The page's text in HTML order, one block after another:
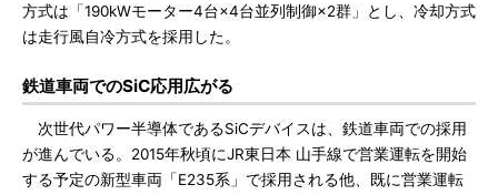
方式は「190kWモーター4台×4台並列制御×2群」とし、冷却方式
は走行風自冷方式を採用した。
鉄道車両でのSiC応用広がる
次世代パワー半導体であるSiCデバイスは、鉄道車両での採用
が進んでいる。2015年秋頃にJR東日本 山手線で営業運転を開始
する予定の新型車両「E235系」で採用される他、既に営業運転